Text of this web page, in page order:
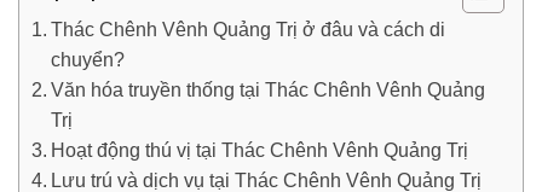
Thác Chênh Vênh Quảng Trị ở đâu và cách di
chuyển?
Văn hóa truyền thống tại Thác Chênh Vênh Quảng
Trị
Hoạt động thú vị tại Thác Chênh Vênh Quảng Trị
Lưu trú và dịch vụ tại Thác Chênh Vênh Quảng Trị